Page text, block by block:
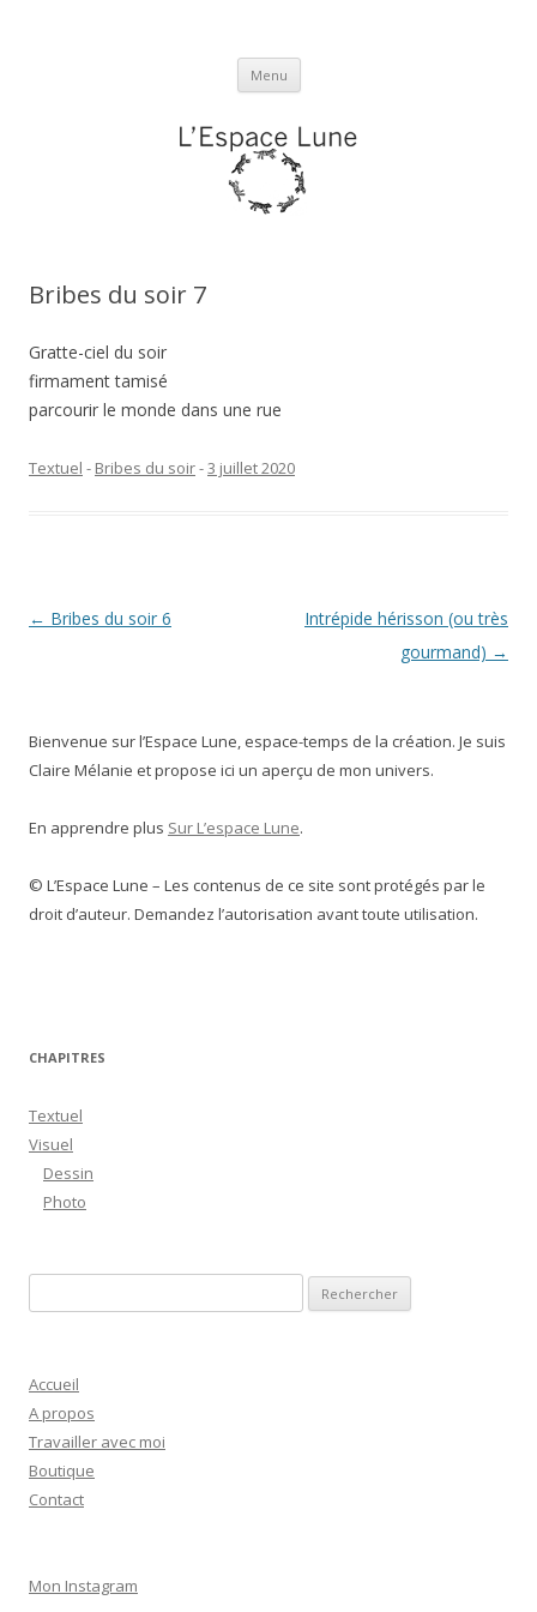
Menu Aller
contenu
Bribes du soir 7
Gratte-ciel du soir
firmament tamisé
parcourir le monde dans une rue
Textuel - Bribes du soir-3 juillet 2020
Navigation
← Bribes du soir 6
Intrépide hérisson (ou très
gourmand) →
Bienvenue sur l’Espace Lune, espace-temps de la création. Je suis
Claire Mélanie et propose ici un aperçu de mon univers.
En apprendre plus Sur L’espace Lune.
© L’Espace Lune – Les contenus de ce site sont protégés par le
droit d’auteur. Demandez l’autorisation avant toute utilisation.
CHAPITRES
Textuel
Visuel
Dessin
Photo
e
h
e
r
c
h
Accueil
A propos
Travailler avec moi
Boutique
Contact
Mon Instagram